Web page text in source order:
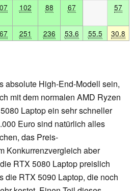
102 88 67 57
251 236 53.6 55.5 30.8
absolute High-End-Modell sein,
mit dem normalen AMD Ryzen
Laptop ein sehr schneller
Euro sind natürlich alles
das Preis-
Konkurrenzvergleich aber
RTX 5080 Laptop preislich
die RTX 5090 Laptop, die noch